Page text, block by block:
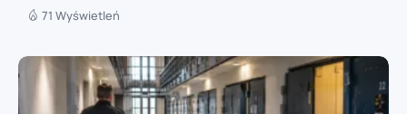
71 Wyświetleń